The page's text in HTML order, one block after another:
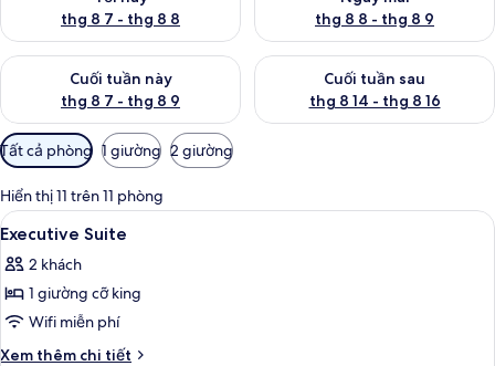
thg 8 7 - thg 8 8
thg 8 8 - thg 8 9
Cuối tuần này
thg 8 7 - thg 8 9
Kiểm tra lượng phòng cuối tuần này từ thg 8 7 - thg 8 9
Cuối tuần sau
thg 8 14 - thg 8 16
Kiểm tra lượng phòng cuối
Bộ
lọc
có
thể
dùng
để
lọc
tìm
phòng
Tất cả phòng 1 giường 2 giường
Hiển thị 11 trên 11 phòng
Xem
tất
cả
ảnh
Executive
Suite
Két bảo mật tại phòng, bàn, màn/
10
Executive Suite
2 khách
1 giường cỡ king
Wifi miễn phí
Xem thêm chi tiết
Chi